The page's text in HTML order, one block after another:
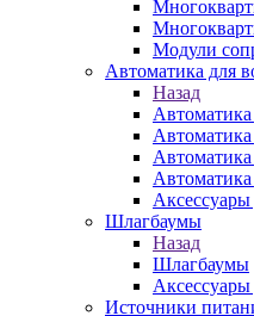
Модули
Автоматика для
Назад
Аксессуары
Шлагбаумы
Назад
Шлагбаумы
Источники